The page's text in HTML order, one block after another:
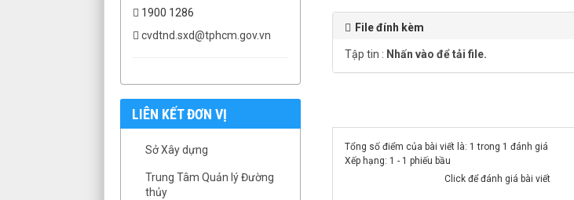
1900 1286
cvdtnd.sxd@tphcm.gov.vn
LIÊN KẾT ĐƠN VỊ
Sở Xây dựng
Trung Tâm Quản lý Đường
thủy
File đính kèm
Tập tin : Nhấn vào để tải file.
Tổng số điểm của bài viết là: 1 trong 1 đánh giá
Xếp hạng: 1 - 1 phiếu bầu
Click để đánh giá bài viết